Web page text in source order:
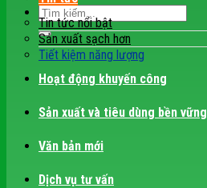
Tin tức nổi bật
Sản xuất sạch hơn
Tiết kiệm năng lượng
Hoạt động khuyến công
Sản xuất và tiêu dùng bền vững
Văn bản mới
Dịch vụ tư vấn